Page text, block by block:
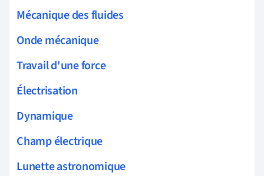
Mécanique des fluides
Onde mécanique
Travail d'une force
Électrisation
Dynamique
Champ électrique
Lunette astronomique